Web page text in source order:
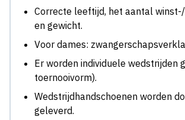
Correcte leeftijd, het aantal
en gewicht.
Voor dames:
Er worden individuele wedstrijden
toernooivorm).
Wedstrijdhandschoenen worden
geleverd.